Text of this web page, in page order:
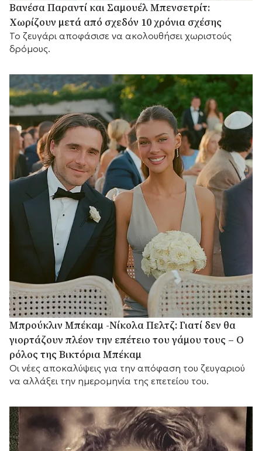
Βανέσα Παραντί και Σαμουέλ Μπενσετρίτ:
Χωρίζουν μετά από σχεδόν 10 χρόνια σχέσης
Το ζευγάρι αποφάσισε να ακολουθήσει χωριστούς
δρόμους.
Μπρούκλιν Μπέκαμ -Νίκολα Πελτζ: Γιατί δεν θα
γιορτάζουν πλέον την επέτειο του γάμου τους – Ο
ρόλος της Βικτόρια Μπέκαμ
Οι νέες αποκαλύψεις για την απόφαση του ζευγαριού
να αλλάξει την ημερομηνία της επετείου του.